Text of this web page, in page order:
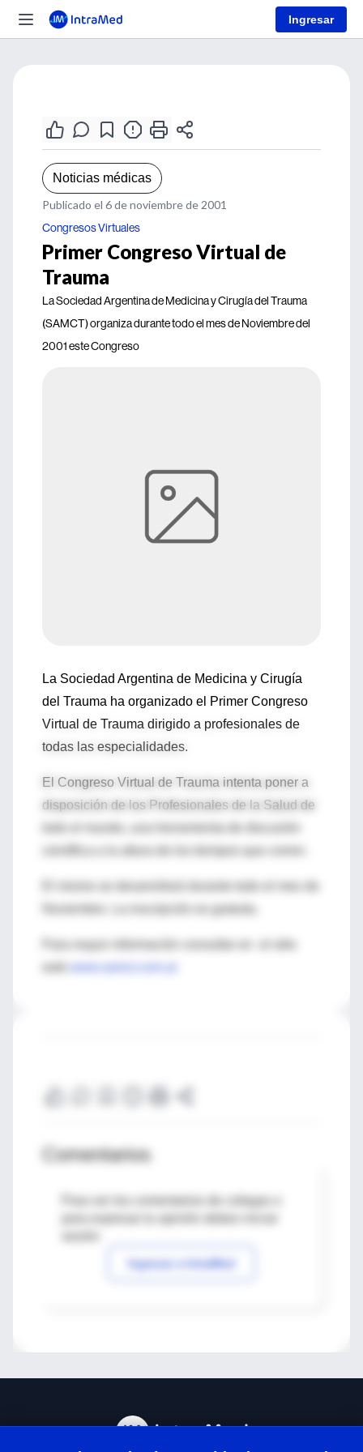
Ingresar
Noticias médicas
Publicado el 6 de noviembre de 2001
Congresos Virtuales
Primer Congreso Virtual de
Trauma
La Sociedad Argentina de Medicina y Cirugía del Trauma
(SAMCT) organiza durante todo el mes de Noviembre del
2001 este Congreso
La Sociedad Argentina de Medicina y Cirugía
del Trauma ha organizado el Primer Congreso
Virtual de Trauma dirigido a profesionales de
todas las especialidades.
El Congreso Virtual de Trauma intenta poner a
disposición de los Profesionales de la Salud de
científica a la altura de los tiempos que corren.
Para mayor información consultar en el sitio
Comentarios
Para ver los comentarios de colegas o
Ingresar a IntraMed